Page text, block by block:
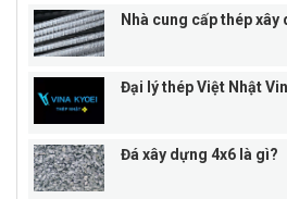
Nhà cung cấp thép
Đại lý thép Việt Nhật
Đá xây dựng 4x6 là gì?